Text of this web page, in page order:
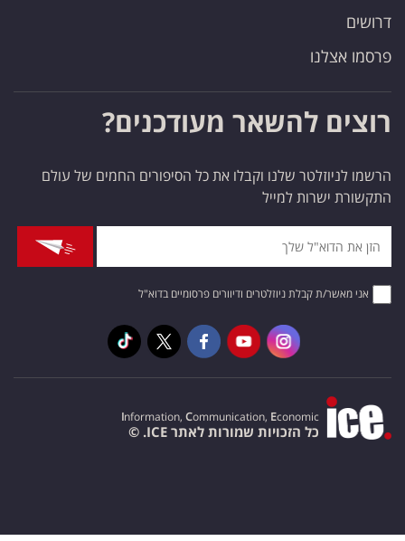
דרושים
פרסמו אצלנו
רוצים להשאר מעודכנים?
הרשמו לניוזלטר שלנו וקבלו את כל הסיפורים החמים של עולם
התקשורת ישרות למייל
אני מאשר/ת קבלת ניוזלטרים ודיוורים פרסומיים בדוא"ל
Information, Communication, Economic
כל הזכויות שמורות לאתר ICE. ©